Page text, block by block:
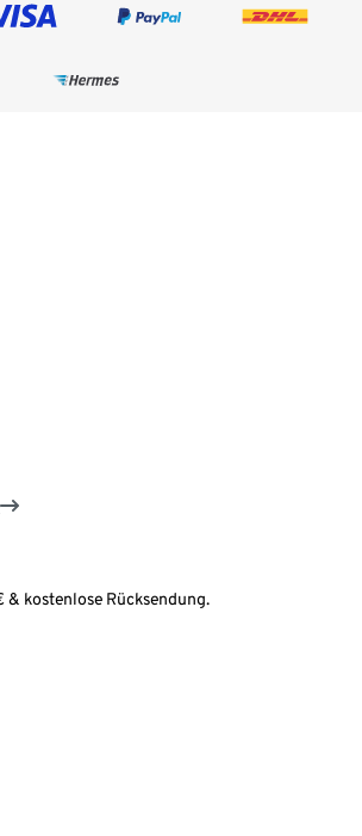
& kostenlose Rücksendung.